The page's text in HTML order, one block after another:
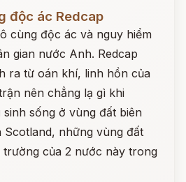
độc ác Redcap
cùng độc ác và nguy hiểm
gian nước Anh. Redcap
ra từ oán khí, linh hồn của
nên chẳng lạ gì khi
sống ở vùng đất biên
Scotland, những vùng đất
của 2 nước này trong